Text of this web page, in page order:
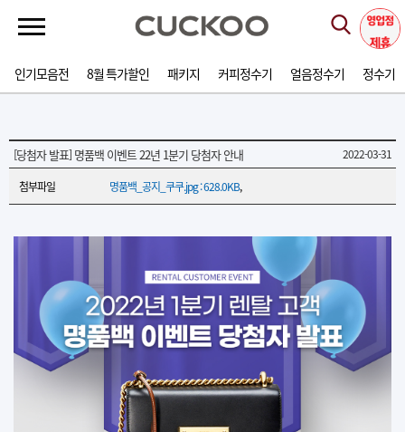
인기모음전 8월 특가할인 패키지 커피정수기 얼음정수기 정수기
[당첨자 발표] 명품백 이벤트 22년 1분기 당첨자 안내 2022-03-31
첨부파일 명품백_공지_쿠쿠.jpg : 628.0KB,